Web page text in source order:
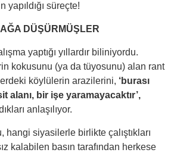
yapıldığı süreçte!
DÜŞÜRMÜŞLER
yaptığı yıllardır biliniyordu.
kokusunu (ya da tüyosunu) alan rant
köylülerin arazilerini, ‘burası
alanı, bir işe yaramayacaktır’,
anlaşılıyor.
hangi siyasilerle birlikte çalıştıkları
kalabilen basın tarafından herkese